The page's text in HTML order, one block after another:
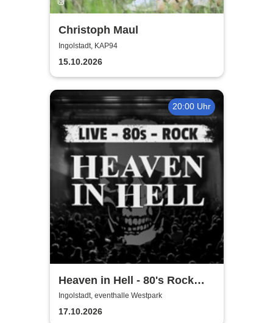
Christoph Maul
Ingolstadt, KAP94
15.10.2026
20:00 Uhr
Heaven in Hell - 80's Rock
Live
Ingolstadt, eventhalle Westpark
17.10.2026